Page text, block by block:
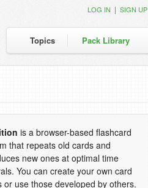
Topics Pack Library
LOG IN | SIGN UP
is a browser-based flashcard
that repeats old cards and
new ones at optimal time
You can create your own card
or use those developed by others.